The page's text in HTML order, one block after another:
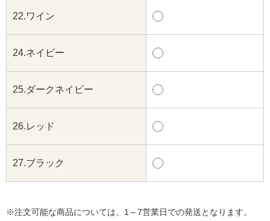
22.ワイン
24.ネイビー
25.ダークネイビー
26.レッド
27.ブラック
※注文可能な商品については、1～7営業日での発送となります。